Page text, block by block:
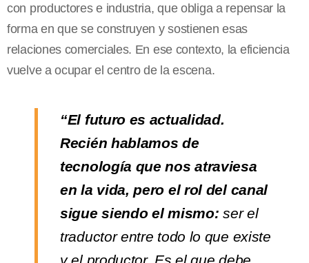
con productores e industria, que obliga a repensar la
forma en que se construyen y sostienen esas
relaciones comerciales. En ese contexto, la eficiencia
vuelve a ocupar el centro de la escena.
“El futuro es actualidad.
Recién hablamos de
tecnología que nos atraviesa
en la vida, pero el rol del canal
sigue siendo el mismo: ser el
traductor entre todo lo que existe
y el productor. Es el que debe